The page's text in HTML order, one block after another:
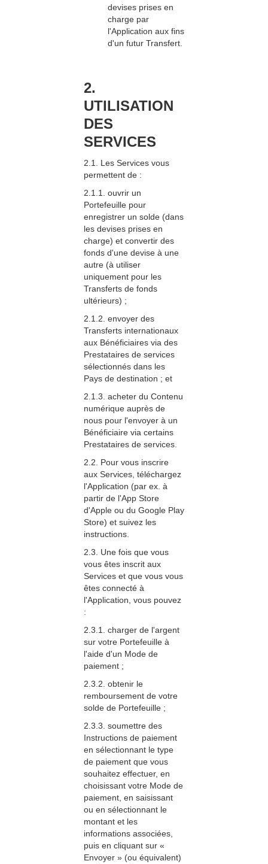
devises prises en
charge par
l'Application aux fins
d'un futur Transfert.
2.
UTILISATION
DES
SERVICES
2.1. Les Services vous
permettent de :
2.1.1. ouvrir un
Portefeuille pour
enregistrer un solde (dans
les devises prises en
charge) et convertir des
fonds d'une devise à une
autre (à utiliser
uniquement pour les
Transferts de fonds
ultérieurs) ;
2.1.2. envoyer des
Transferts internationaux
aux Bénéficiaires via des
Prestataires de services
sélectionnés dans les
Pays de destination ; et
2.1.3. acheter du Contenu
numérique auprès de
nous pour l'envoyer à un
Bénéficiaire via certains
Prestataires de services.
2.2. Pour vous inscrire
aux Services, téléchargez
l'Application (par ex. à
partir de l'App Store
d'Apple ou du Google Play
Store) et suivez les
instructions.
2.3. Une fois que vous
vous êtes inscrit aux
Services et que vous vous
êtes connecté à
l'Application, vous pouvez
:
2.3.1. charger de l'argent
sur votre Portefeuille à
l'aide d'un Mode de
paiement ;
2.3.2. obtenir le
remboursement de votre
solde de Portefeuille ;
2.3.3. soumettre des
Instructions de paiement
en sélectionnant le type
de paiement que vous
souhaitez effectuer, en
choisissant votre Mode de
paiement, en saisissant
ou en sélectionnant le
montant et les
informations associées,
puis en cliquant sur «
Envoyer » (ou équivalent)